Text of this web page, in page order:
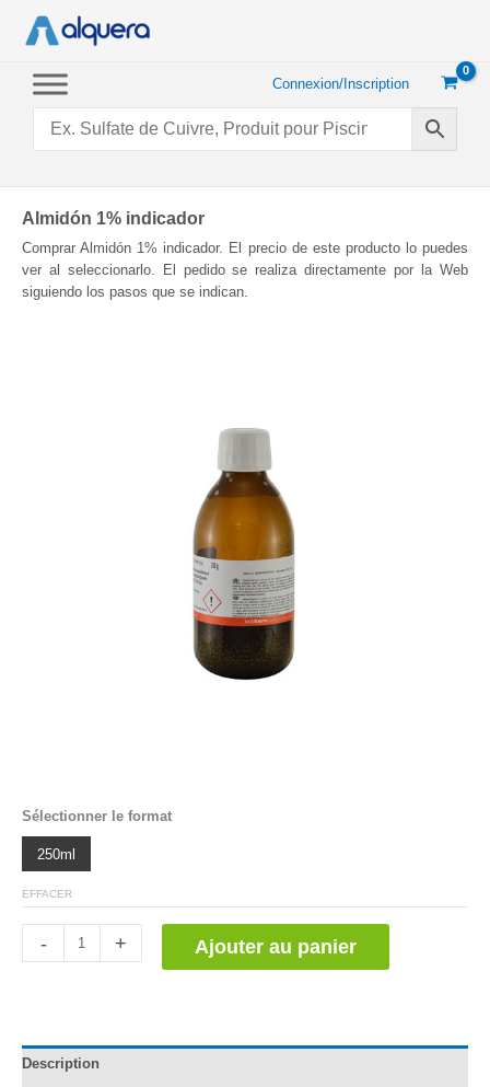
Connexion/Inscription
Almidón 1% indicador
Comprar Almidón 1% indicador. El precio de este producto lo puedes
ver al seleccionarlo. El pedido se realiza directamente por la Web
siguiendo los pasos que se indican.
Sélectionner le format
250ml
EFFACER
- + Ajouter au panier
Description